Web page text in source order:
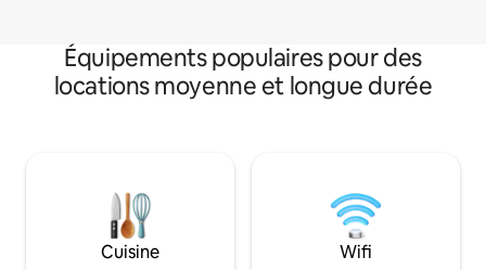
Équipements populaires pour des
locations moyenne et longue durée
Cuisine Wifi